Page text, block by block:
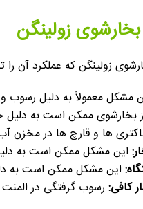
زولینگن
زولینگن که عملکرد آن
مشکل معمولاً به دلیل رسوب
ممکن است به دلیل
ها و قارچ ها در مخزن
این مشکل ممکن است به
این مشکل ممکن است به
کافی: رسوب گرفتگی در